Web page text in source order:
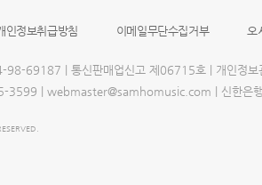
인정보취급방침 이메일무단수집거부 오
98-69187 | 통신판매업신고 제06715호 | 개인정보
3599 | webmaster@samhomusic.com | 신한은